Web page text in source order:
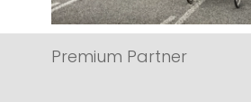
Premium Partner